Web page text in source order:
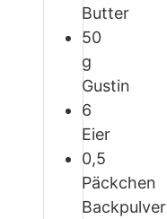
Butter
50
g
Gustin
6
Eier
0,5
Päckchen
Backpulver